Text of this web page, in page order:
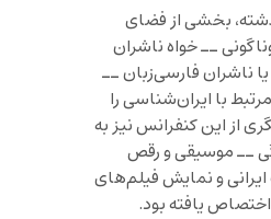
بخشی از فضای
ــ خواه ناشران
ناشران فارسی‌زبان ــ
با ایران‌شناسی را
از این کنفرانس‌ نیز به
ــ موسیقی‌ و رقص
و نمایش فیلم‌های
یافته بود.